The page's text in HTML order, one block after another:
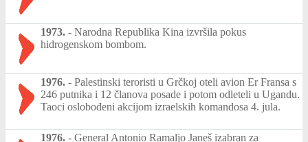
1973. - Narodna Republika Kina izvršila pokus
hidrogenskom bombom.
1976. - Palestinski teroristi u Grčkoj oteli avion Er Fransa s
246 putnika i 12 članova posade i potom odleteli u Ugandu.
Taoci oslobođeni akcijom izraelskih komandosa 4. jula.
1976. - General Antonio Ramaljo Janeš izabran za